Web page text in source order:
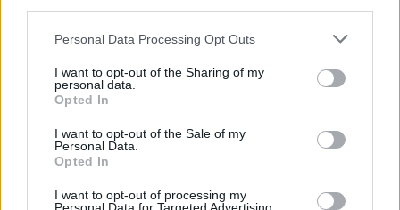
Personal Data Processing Opt Outs
I want to opt-out of the Sharing of my
personal data.
Opted In
I want to opt-out of the Sale of my
Personal Data.
Opted In
I want to opt-out of processing my
Daniel Haag Wicksell ska satsa på hard seltzer i fortsättningen.
Privat.
Han lämnade Good Guys och ölbranschen. Men nu
är Daniel Haag Wicksell tillbaka och den här